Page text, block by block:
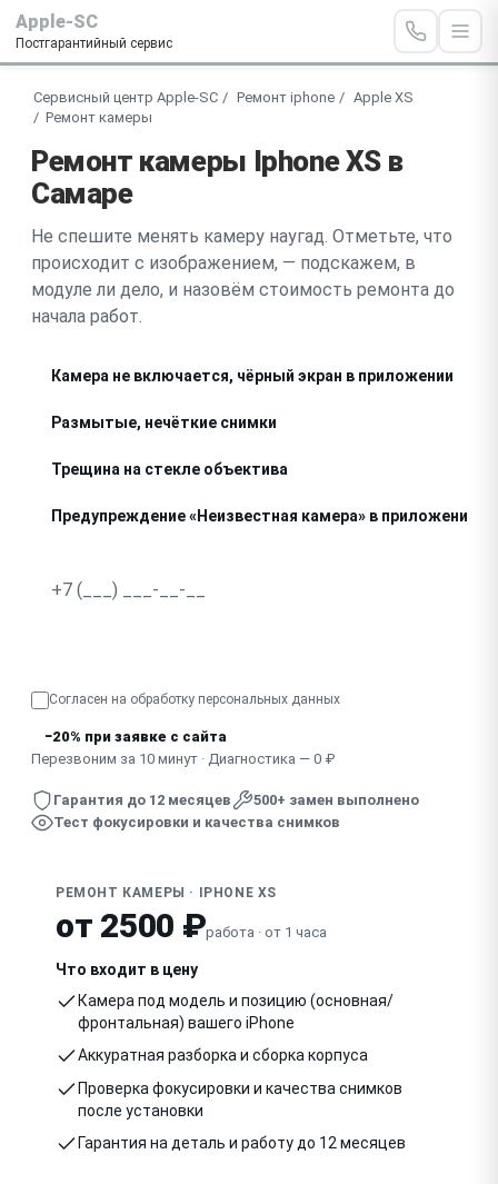
Apple-SC
Постгарантийный сервис
Сервисный центр Apple-SC Ремонт iphone
Apple XS
Ремонт камеры
Ремонт камеры Iphone XS в
Самаре
Не спешите менять камеру наугад. Отметьте, что
происходит с изображением, — подскажем, в
модуле ли дело, и назовём стоимость ремонта до
начала работ.
Камера не включается, чёрный экран в приложении
Размытые, нечёткие снимки
Трещина на стекле объектива
Предупреждение «Неизвестная камера» в приложении
Согласен на обработку персональных данных
−20% при заявке с сайта
Перезвоним за 10 минут · Диагностика — 0 ₽
Гарантия до 12 месяцев
500+ замен выполнено
Тест фокусировки и качества снимков
РЕМОНТ КАМЕРЫ · IPHONE XS
от 2500 ₽работа · от 1 часа
Что входит в цену
Камера под модель и позицию (основная/
фронтальная) вашего iPhone
Аккуратная разборка и сборка корпуса
Проверка фокусировки и качества снимков
после установки
Гарантия на деталь и работу до 12 месяцев